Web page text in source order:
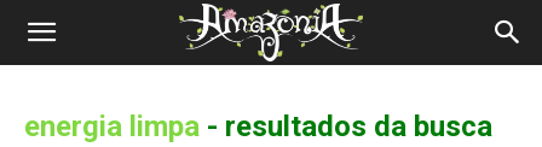
Revista
energia limpa - resultados da busca